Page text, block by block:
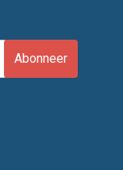
Abonneer